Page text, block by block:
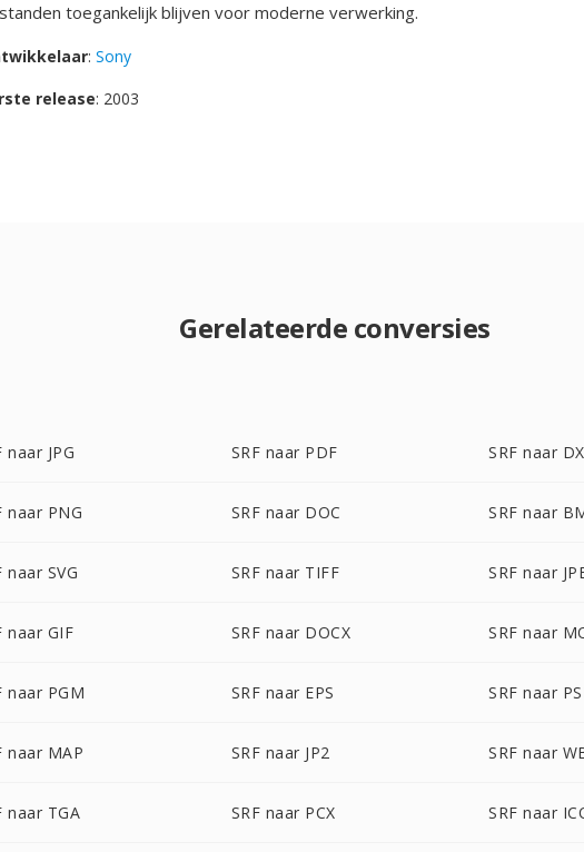
toegankelijk blijven voor moderne verwerking.
: Sony
release: 2003
Gerelateerde conversies
naar JPG SRF naar PDF SRF naar
naar PNG SRF naar DOC SRF naar
naar SVG SRF naar TIFF SRF naar
naar GIF SRF naar DOCX SRF naar
naar PGM SRF naar EPS SRF naar
naar MAP SRF naar JP2 SRF naar
naar TGA SRF naar PCX SRF naar